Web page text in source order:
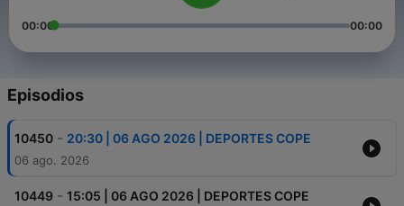
00:00 00:00
Episodios
10450 - 20:30 | 06 AGO 2026 | DEPORTES COPE
06 ago. 2026
10449 - 15:05 | 06 AGO 2026 | DEPORTES COPE